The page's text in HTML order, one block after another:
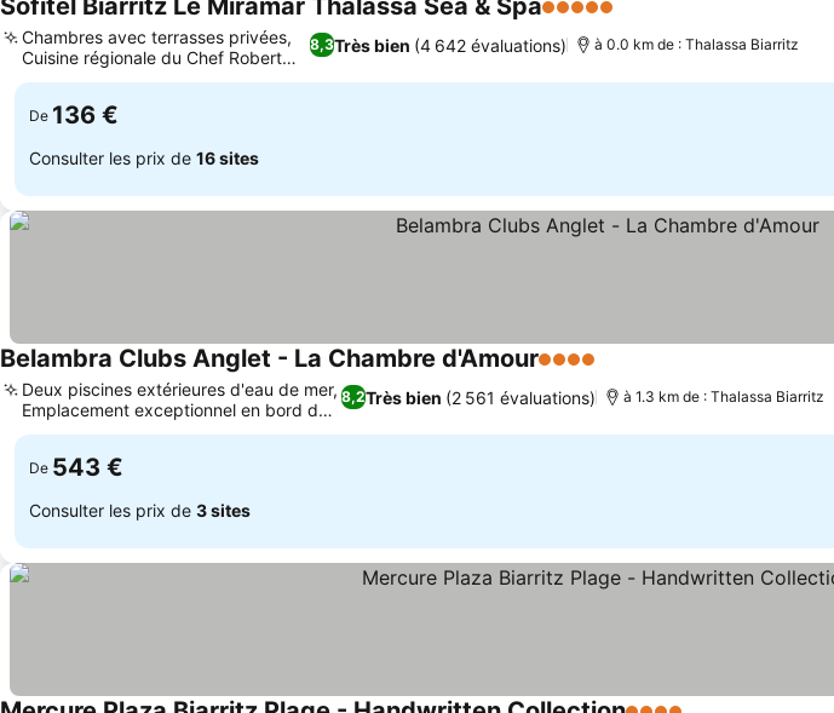
Sofitel Biarritz Le Miramar Thalassa Sea & Spa5 Étoiles
8,3Très bien (4 642 évaluations)
Chambres avec terrasses privées,
Cuisine régionale du Chef Robert
Job
à 0.0 km de : Thalassa Biarritz
De 136 €
Consulter les prix de 16 sites
Belambra Clubs Anglet - La Chambre d'Amour4 Étoiles
8,2Très bien (2 561 évaluations)
Deux piscines extérieures d'eau de mer,
Emplacement exceptionnel en bord de
mer
à 1.3 km de : Thalassa Biarritz
De 543 €
Consulter les prix de 3 sites